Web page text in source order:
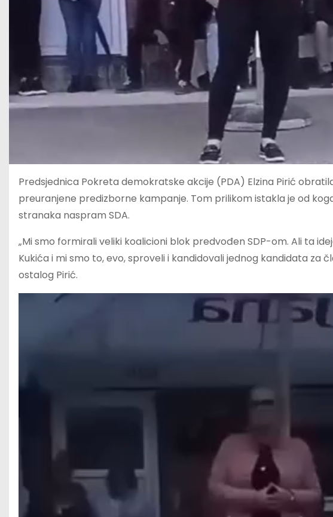
Predsjednica Pokreta demokratske akcije (PDA) Elzina Pirić
preuranjene predizborne kampanje. Tom prilikom istakla je od
stranaka naspram SDA.
„Mi smo formirali veliki koalicioni blok predvođen SDP-om. Ali ta
Kukića i mi smo to, evo, sproveli i kandidovali jednog kandidata za
ostalog Pirić.